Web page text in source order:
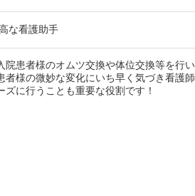
な看護助手
患者様のオムツ交換や体位交換等を行い
様の微妙な変化にいち早く気づき看護
に行うことも重要な役割です！